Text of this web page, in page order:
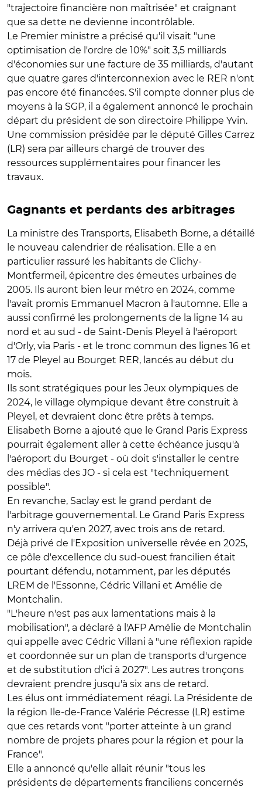
"trajectoire financière non maîtrisée" et craignant
que sa dette ne devienne incontrôlable.
Le Premier ministre a précisé qu'il visait "une
optimisation de l'ordre de 10%" soit 3,5 milliards
d'économies sur une facture de 35 milliards, d'autant
que quatre gares d'interconnexion avec le RER n'ont
pas encore été financées. S'il compte donner plus de
moyens à la SGP, il a également annoncé le prochain
départ du président de son directoire Philippe Yvin.
Une commission présidée par le député Gilles Carrez
(LR) sera par ailleurs chargé de trouver des
ressources supplémentaires pour financer les
travaux.
Gagnants et perdants des arbitrages
La ministre des Transports, Elisabeth Borne, a détaillé
le nouveau calendrier de réalisation. Elle a en
particulier rassuré les habitants de Clichy-
Montfermeil, épicentre des émeutes urbaines de
2005. Ils auront bien leur métro en 2024, comme
l'avait promis Emmanuel Macron à l'automne. Elle a
aussi confirmé les prolongements de la ligne 14 au
nord et au sud - de Saint-Denis Pleyel à l'aéroport
d'Orly, via Paris - et le tronc commun des lignes 16 et
17 de Pleyel au Bourget RER, lancés au début du
mois.
Ils sont stratégiques pour les Jeux olympiques de
2024, le village olympique devant être construit à
Pleyel, et devraient donc être prêts à temps.
Elisabeth Borne a ajouté que le Grand Paris Express
pourrait également aller à cette échéance jusqu'à
l'aéroport du Bourget - où doit s'installer le centre
des médias des JO - si cela est "techniquement
possible".
En revanche, Saclay est le grand perdant de
l'arbitrage gouvernemental. Le Grand Paris Express
n'y arrivera qu'en 2027, avec trois ans de retard.
Déjà privé de l'Exposition universelle rêvée en 2025,
ce pôle d'excellence du sud-ouest francilien était
pourtant défendu, notamment, par les députés
LREM de l'Essonne, Cédric Villani et Amélie de
Montchalin.
"L'heure n'est pas aux lamentations mais à la
mobilisation", a déclaré à l'AFP Amélie de Montchalin
qui appelle avec Cédric Villani à "une réflexion rapide
et coordonnée sur un plan de transports d'urgence
et de substitution d'ici à 2027". Les autres tronçons
devraient prendre jusqu'à six ans de retard.
Les élus ont immédiatement réagi. La Présidente de
la région Ile-de-France Valérie Pécresse (LR) estime
que ces retards vont "porter atteinte à un grand
nombre de projets phares pour la région et pour la
France".
Elle a annoncé qu'elle allait réunir "tous les
présidents de départements franciliens concernés